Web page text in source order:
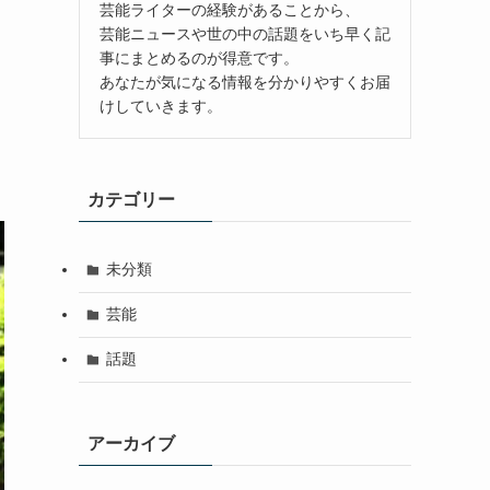
芸能ライターの経験があることから、
芸能ニュースや世の中の話題をいち早く記
事にまとめるのが得意です。
あなたが気になる情報を分かりやすくお届
けしていきます。
カテゴリー
未分類
芸能
話題
アーカイブ